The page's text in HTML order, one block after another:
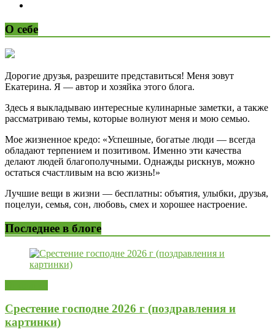
О себе
Дорогие друзья, разрешите представиться! Меня зовут
Екатерина. Я — автор и хозяйка этого блога.
Здесь я выкладываю интересные кулинарные заметки, а также
рассматриваю темы, которые волнуют меня и мою семью.
Мое жизненное кредо: «Успешные, богатые люди — всегда
обладают терпением и позитивом. Именно эти качества
делают людей благополучными. Однажды рискнув, можно
остаться счастливым на всю жизнь!»
Лучшие вещи в жизни — бесплатны: объятия, улыбки, друзья,
поцелуи, семья, сон, любовь, смех и хорошее настроение.
Последнее в блоге
Срестение господне 2026 г (поздравления и
картинки)